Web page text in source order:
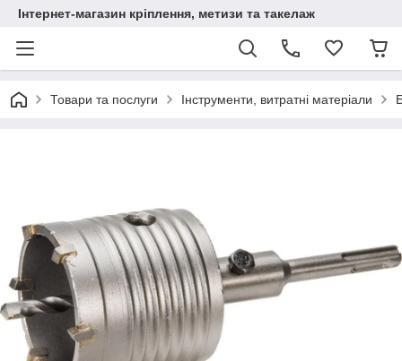
Інтернет-магазин кріплення, метизи та такелаж
Товари та послуги Інструменти, витратні матеріали